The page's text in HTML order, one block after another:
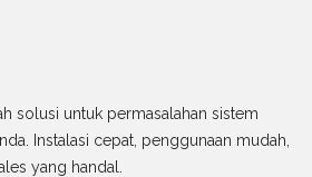
solusi untuk permasalahan sistem
Instalasi cepat, penggunaan mudah,
yang handal.